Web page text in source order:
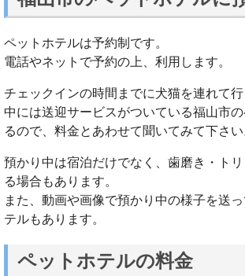
ペットホテルは予約制です。
電話やネットで予約の上、利用します。
チェックインの時間までに犬猫を連れて行
中には送迎サービスがついている福山市
るので、料金とあわせて聞いてみて下さい
預かり中は宿泊だけでなく、歯磨き・ト
る場合もあります。
また、動画や画像で預かり中の様子を送
テルもあります。
ペットホテルの料金